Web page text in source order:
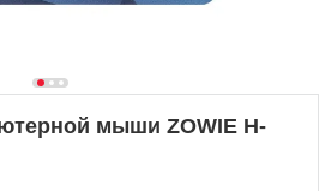
мыши ZOWIE H-